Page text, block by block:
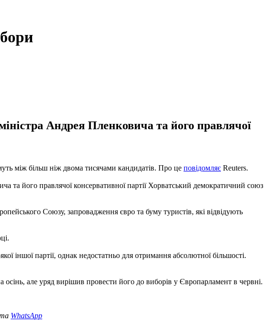
Андрея Пленковича та його правлячої
між більш ніж двома тисячами кандидатів. Про це повідомляє Reuters.
та його правлячої консервативної партії Хорватський демократичний союз
Союзу, запровадження євро та буму туристів, які відвідують
іншої партії, однак недостатньо для отримання абсолютної більшості.
осінь, але уряд вирішив провести його до виборів у Європарламент в червні.
WhatsApp